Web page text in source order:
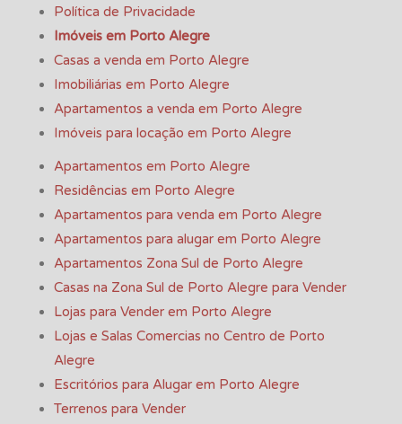
Política de Privacidade
Imóveis em Porto Alegre
Casas a venda em Porto Alegre
Imobiliárias em Porto Alegre
Apartamentos a venda em Porto Alegre
Imóveis para locação em Porto Alegre
Apartamentos em Porto Alegre
Residências em Porto Alegre
Apartamentos para venda em Porto Alegre
Apartamentos para alugar em Porto Alegre
Apartamentos Zona Sul de Porto Alegre
Casas na Zona Sul de Porto Alegre para Vender
Lojas para Vender em Porto Alegre
Lojas e Salas Comercias no Centro de Porto
Alegre
Escritórios para Alugar em Porto Alegre
Terrenos para Vender